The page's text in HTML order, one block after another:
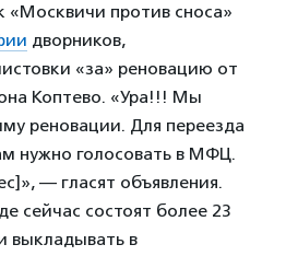
«Москвичи против сноса»
дворников,
«за» реновацию от
Коптево. «Ура!!! Мы
реновации. Для переезда
нужно голосовать в МФЦ.
— гласят объявления.
сейчас состоят более 23
выкладывать в